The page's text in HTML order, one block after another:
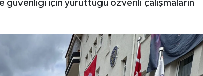
güvenliği için yürüttüğü özverili çalışmaların